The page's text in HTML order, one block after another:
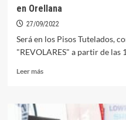
en Orellana
27/09/2022
Será en los Pisos Tutelados,
"REVOLARES" a partir de las
Leer másLeer